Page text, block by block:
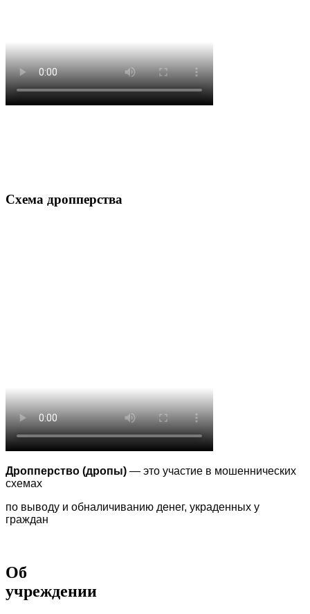
Схема дропперства
Дропперство (дропы) — это участие в мошеннических
схемах
по выводу и обналичиванию денег, украденных у
граждан
Об
учреждении